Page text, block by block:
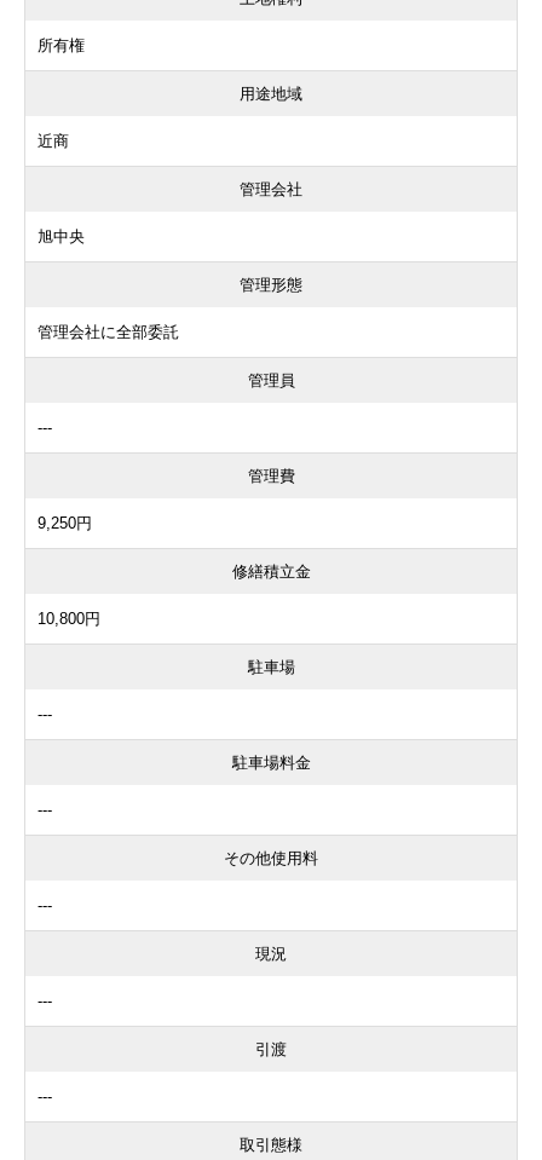
所有権
用途地域
近商
管理会社
旭中央
管理形態
管理会社に全部委託
管理員
---
管理費
9,250円
修繕積立金
10,800円
駐車場
---
駐車場料金
---
その他使用料
---
現況
---
引渡
---
取引態様